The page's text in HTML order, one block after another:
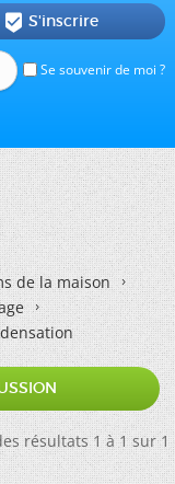
Se souvenir de moi ?
 S'inscrire
de la maison
résultats 1 à 1 sur 1